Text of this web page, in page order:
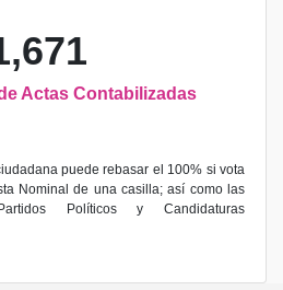
Actas Contabilizadas
puede rebasar el 100% si vota
Nominal de una casilla; así como las
Políticos y Candidaturas